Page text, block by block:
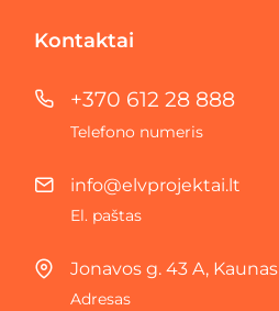
Kontaktai
+370 612 28 888
Telefono numeris
info@elvprojektai.lt
El. paštas
Jonavos g. 43 A, Kaunas
Adresas